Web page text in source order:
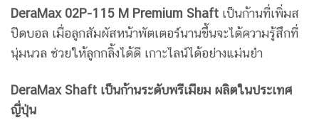
DeraMax 02P-115 M Premium Shaft เป็นก้านที่เพิ่มส
ปีดบอล เมื่อลูกสัมผัสหน้าพัตเตอร์นานขึ้นจะได้ความรู้สึกที่
นุ่มนวล ช่วยให้ลูกกลิ้งได้ดี เกาะไลน์ได้อย่างแม่นยำ
DeraMax Shaft เป็นก้านระดับพรีเมียม ผลิตในประเทศ
ญี่ปุ่น